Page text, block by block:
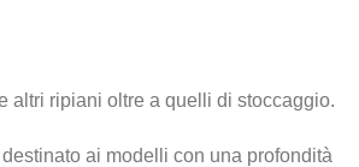
altri ripiani oltre a quelli di stoccaggio.
destinato ai modelli con una profondità